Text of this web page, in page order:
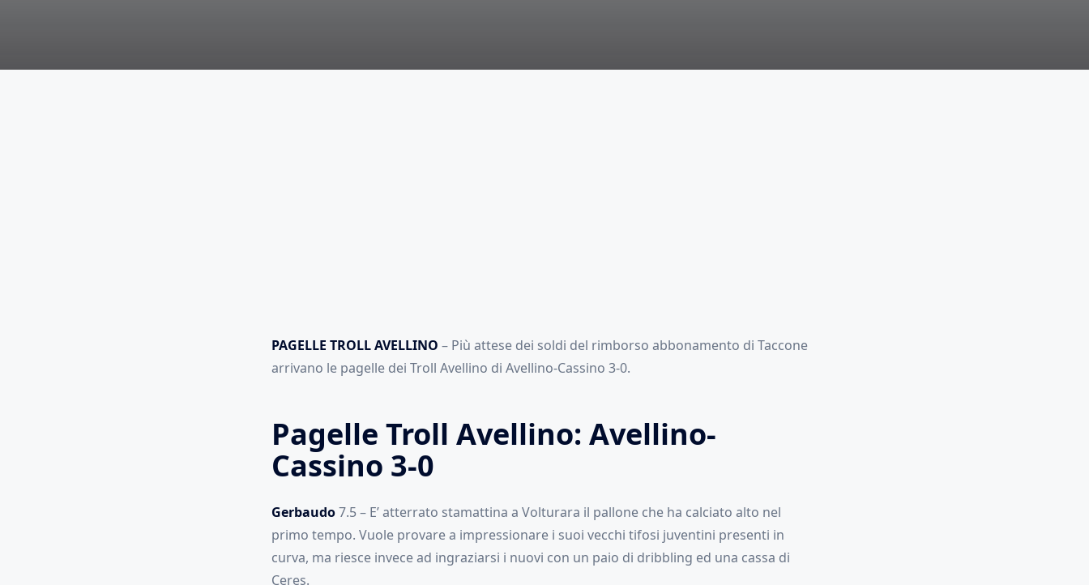
PAGELLE TROLL AVELLINO – Più attese dei soldi del rimborso abbonamento di Taccone
arrivano le pagelle dei Troll Avellino di Avellino-Cassino 3-0.
Pagelle Troll Avellino: Avellino-
Cassino 3-0
Gerbaudo7.5 – E’ atterrato stamattina a Volturara il pallone che ha calciato alto nel
primo tempo. Vuole provare a impressionare i suoi vecchi tifosi juventini presenti in
curva, ma riesce invece ad ingraziarsi i nuovi con un paio di dribbling ed una cassa di
Ceres.